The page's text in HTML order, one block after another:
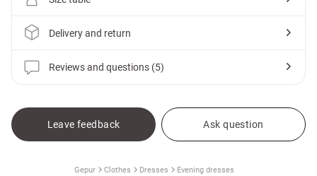
Delivery and return
Reviews and questions (5)
Leave feedback Ask question
Gepur Clothes Dresses Evening dresses